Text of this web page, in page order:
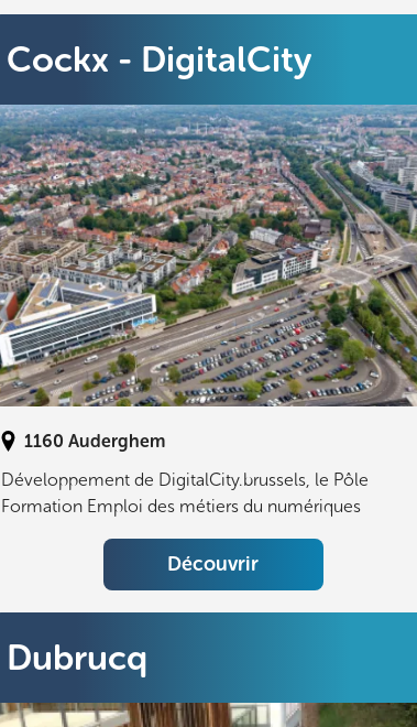
Cockx - DigitalCity
1160 Auderghem
Développement de DigitalCity.brussels, le Pôle
Formation Emploi des métiers du numériques
Découvrir
Dubrucq